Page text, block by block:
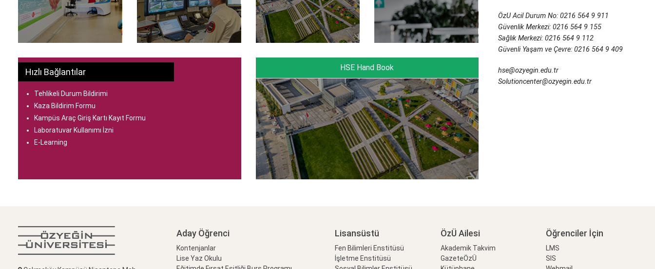
Hızlı Bağlantılar
Tehlikeli Durum Bildirimi
Kaza Bildirim Formu
Kampüs Araç Giriş Kartı Kayıt Formu
Laboratuvar Kullanımı İzni
E-Learning
HSE Hand Book
ÖzU Acil Durum No: 0216 564 9 911
Güvenlik Merkezi: 0216 564 9 155
Sağlık Merkezi: 0216 564 9 112
Güvenli Yaşam ve Çevre: 0216 564 9 409
hse@ozyegin.edu.tr
Solutioncenter@ozyegin.edu.tr
Aday Öğrenci
Kontenjanlar
Lise Yaz Okulu
Lisansüstü
Fen Bilimleri Enstitüsü
İşletme Enstitüsü
ÖzÜ Ailesi
Akademik Takvim
GazeteÖzÜ
Öğrenciler İçin
LMS
SIS